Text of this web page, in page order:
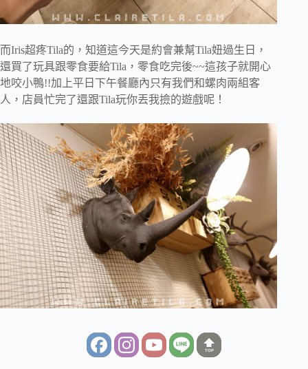
而Iris超疼Tila的，知道這今天是約會兼幫Tila妞過生日，
還買了玩具跟零食要給Tila，零食吃完後~~這孩子就開心
地咬小鴨!!加上平日下午餐廳內只有我們和螺肉兩組客
人，店員忙完了還跟Tila玩你丟我撿的遊戲呢！
TOP